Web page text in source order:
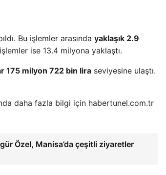
Bu işlemler arasında yaklaşık 2.9
ise 13.4 milyona yaklaştı.
175 milyon 722 bin lira seviyesine ulaştı.
daha fazla bilgi için habertunel.com.tr
Özel, Manisa’da çeşitli ziyaretler